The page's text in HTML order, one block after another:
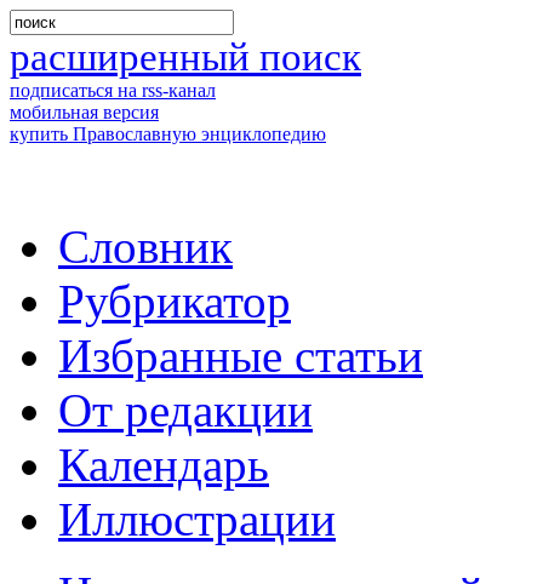
расширенный поиск
подписаться на rss-канал
мобильная версия
купить Православную энциклопедию
Словник
Рубрикатор
Избранные статьи
От редакции
Календарь
Иллюстрации